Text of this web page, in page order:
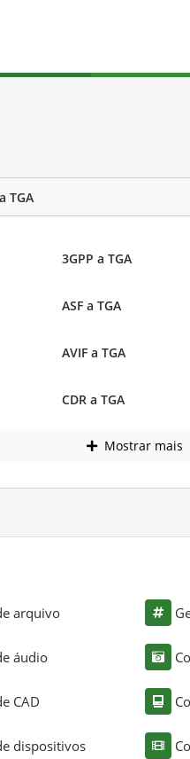
TGA
3GPP a TGA
ASF a TGA
AVIF a TGA
CDR a TGA
Mostrar mais
arquivo
áudio
CAD
dispositivos